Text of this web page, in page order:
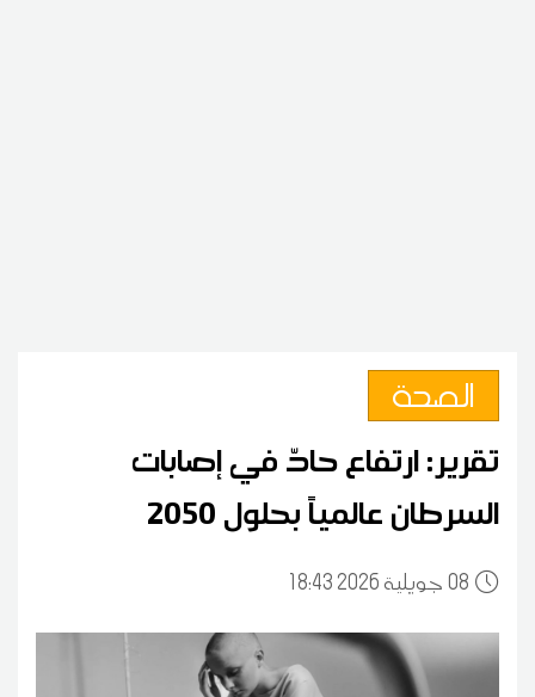
الصحة
تقرير: ارتفاع حادّ في إصابات
السرطان عالمياً بحلول 2050
0818:43 2026 جويلية